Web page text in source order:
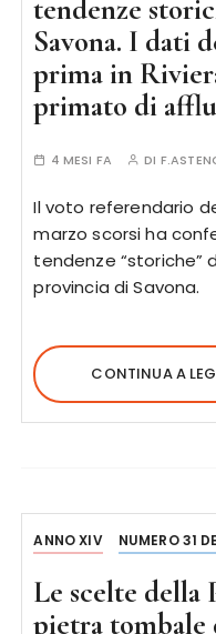
tendenze
Savona. I dati
prima in
primato di
4 MESI FA DI
Il voto referendario
marzo scorsi ha
tendenze “storiche”
provincia di Savona.
CONTINUA A
ANNO XIV NUMERO 31
Le scelte
pietra tombale